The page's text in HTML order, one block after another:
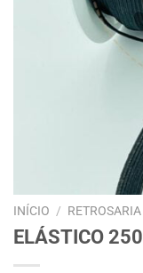
INÍCIO / RETROSARIA
ELÁSTICO